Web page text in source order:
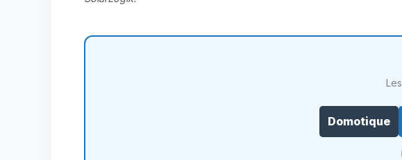
Domotique